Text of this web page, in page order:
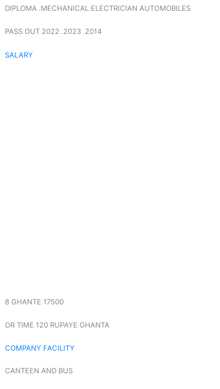
DIPLOMA .MECHANICAL ELECTRICIAN AUTOMOBILES
PASS OUT 2022 .2023 .2014
SALARY
8 GHANTE 17500
OR TIME 120 RUPAYE GHANTA
COMPANY FACILITY
CANTEEN AND BUS